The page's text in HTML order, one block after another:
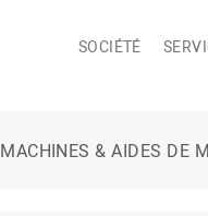
SOCIÉTÉ
MACHINES & AIDES DE